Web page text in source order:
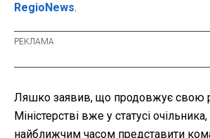
RegioNews.
Ляшко заявив, що продовжує свою
Міністерстві вже у статусі
найближчим часом представити